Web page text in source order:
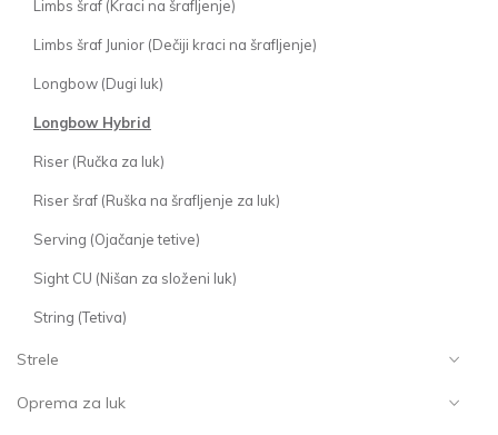
Limbs šraf (Kraci na šrafljenje)
Limbs šraf Junior (Dečiji kraci na šrafljenje)
Longbow (Dugi luk)
Longbow Hybrid
Riser (Ručka za luk)
Riser šraf (Ruška na šrafljenje za luk)
Serving (Ojačanje tetive)
Sight CU (Nišan za složeni luk)
String (Tetiva)
Strele
Oprema za luk